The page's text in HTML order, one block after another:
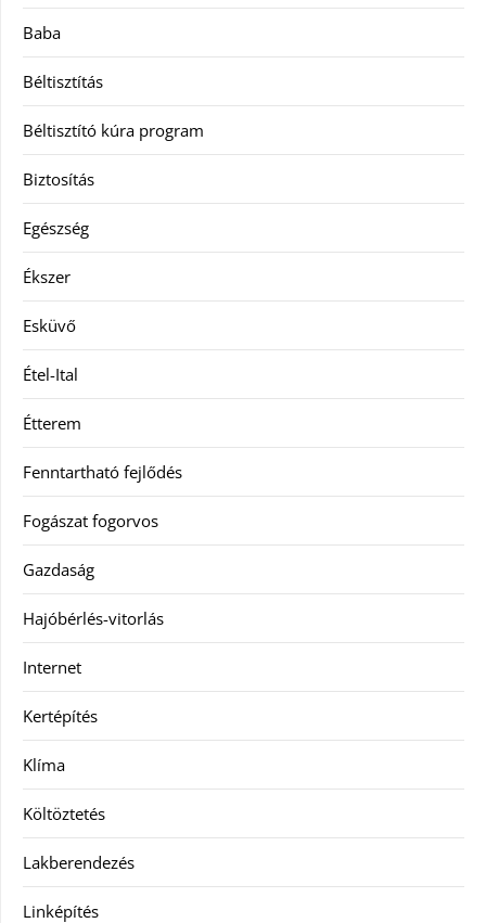
Baba
Béltisztítás
Béltisztító kúra program
Biztosítás
Egészség
Ékszer
Esküvő
Étel-Ital
Étterem
Fenntartható fejlődés
Fogászat fogorvos
Gazdaság
Hajóbérlés-vitorlás
Internet
Kertépítés
Klíma
Költöztetés
Lakberendezés
Linképítés